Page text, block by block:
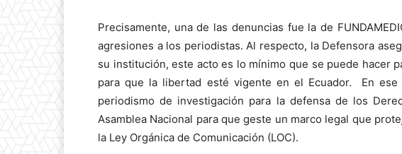
Precisamente, una de las denuncias fue la de
agresiones a los periodistas. Al respecto, la Defensora
su institución, este acto es lo mínimo que se puede hacer
para que la libertad esté vigente en el Ecuador. En ese
periodismo de investigación para la defensa de los
Asamblea Nacional para que geste un marco legal que
la Ley Orgánica de Comunicación (LOC).